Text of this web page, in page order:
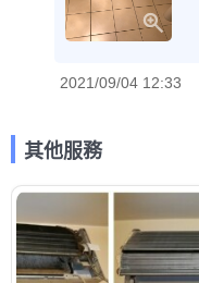
2021/09/04 12:33
其他服務